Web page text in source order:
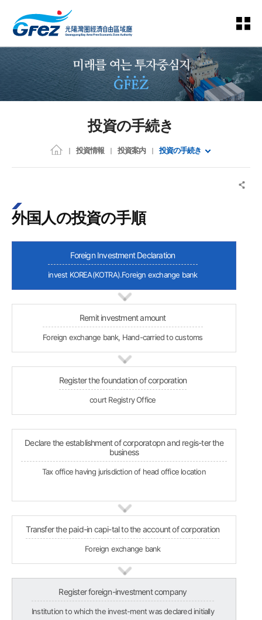
投資の手続き
投資情報 投資案内 投資の手続き
外国人の投資の手順
Foreign Investment Declaration
invest KOREA(KOTRA).Foreign exchange bank
Remit investment amount
Foreign exchange bank, Hand-carried to customs
Register the foundation of corporation
court Registry Office
Declare the establishment of corporatopn and regis-ter the
business
Tax office having jurisdiction of head office location
Transfer the paid-in capi-tal to the account of corporation
Foreign exchange bank
Register foreign-investment company
Institution to which the invest-ment was declared initially